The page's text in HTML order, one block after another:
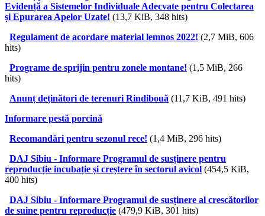
Evidență a Sistemelor Individuale Adecvate pentru Colectarea
și Epurarea Apelor Uzate! (13,7 KiB, 348 hits)
Regulament de acordare material lemnos 2022! (2,7 MiB, 606
hits)
Programe de sprijin pentru zonele montane! (1,5 MiB, 266
hits)
Anunț deținători de terenuri Rindibouă (11,7 KiB, 491 hits)
Informare pestă porcină
Recomandări pentru sezonul rece! (1,4 MiB, 296 hits)
DAJ Sibiu - Informare Programul de susținere pentru
reproducție incubație și creștere în sectorul avicol (454,5 KiB,
400 hits)
DAJ Sibiu - Informare Programul de susținere al crescătorilor
de suine pentru reproducție (479,9 KiB, 301 hits)